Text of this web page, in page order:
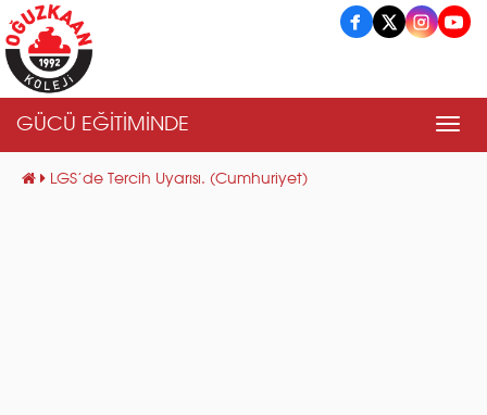
GÜCÜ EĞİTİMİNDE
LGS’de Tercih Uyarısı. (Cumhuriyet)